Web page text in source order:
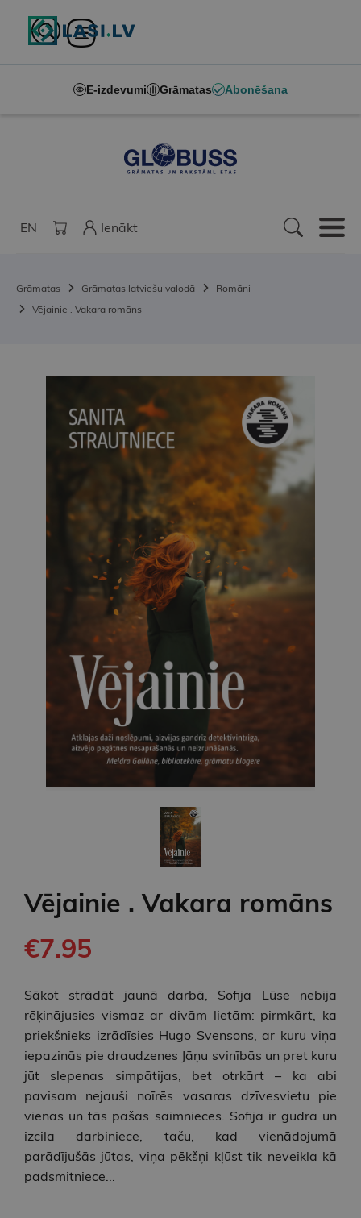
E-izdevumi Grāmatas Abonēšana
EN Ienākt
Grāmatas Grāmatas latviešu valodā
Romāni
Vējainie . Vakara romāns
Vējainie . Vakara romāns
€7.95
Sākot strādāt jaunā darbā, Sofija Lūse nebija
rēķinājusies vismaz ar divām lietām: pirmkārt, ka
priekšnieks izrādīsies Hugo Svensons, ar kuru viņa
iepazinās pie draudzenes Jāņu svinībās un pret kuru
jūt slepenas simpātijas, bet otrkārt – ka abi
pavisam nejauši noīrēs vasaras dzīvesvietu pie
vienas un tās pašas saimnieces. Sofija ir gudra un
izcila darbiniece, taču, kad vienādojumā
parādījušās jūtas, viņa pēkšņi kļūst tik neveikla kā
padsmitniece...